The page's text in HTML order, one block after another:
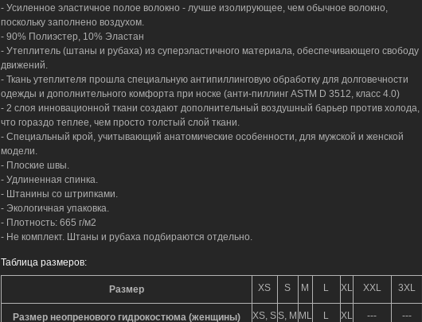
- Усиленное эластичное полое волокно - лучше изолирующее, чем обычное волокно,
поскольку заполнено воздухом.
- 90% Полиэстер, 10% Эластан
- Утеплитель (штаны и рубаха) из суперэластичного материала, обеспечивающего свободу
движений.
- Ткань утеплителя прошла специальную антипиллинговую обработку для долговечности
одежды и дополнительного комфорта при носке (анти-пиллинг ASTM D 3512, класс 4.0)
- 2 слоя инновационной ткани создают дополнительный воздушный барьер против холода,
что гораздо теплее, чем просто толстый слой ткани.
- Специальный крой, учитывающий анатомические особенности, для мужской и женской
модели.
- Плоские швы.
- Удлиненная спинка.
- Штанины со штрипками.
- Экологичная упаковка.
- Плотность: 665 г/м2
- Не комплект. Штаны и рубаха подбираются отдельно.
Таблица размеров:
Размер XS S M L XL XXL 3XL
Размер неопренового гидрокостюма (женщины) XS, SS, M ML L XL --- ---